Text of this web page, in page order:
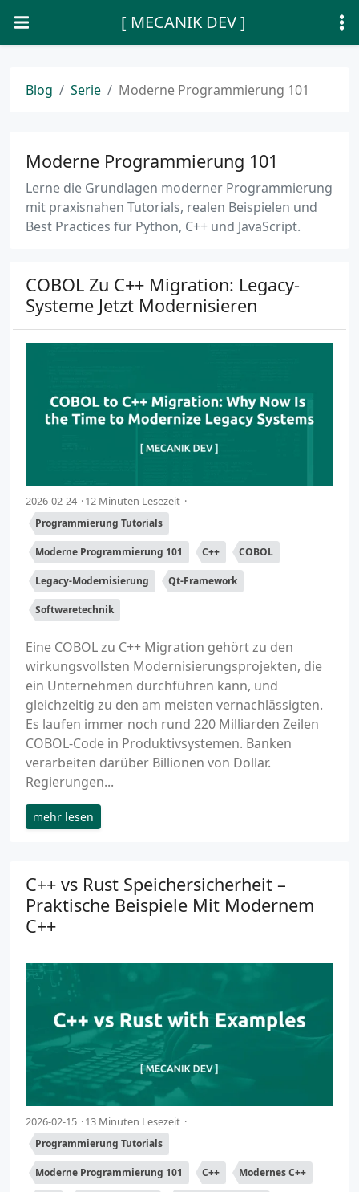
[ MECANIK DEV ]
Blog Serie Moderne Programmierung 101
Moderne Programmierung 101
Lerne die Grundlagen moderner Programmierung
mit praxisnahen Tutorials, realen Beispielen und
Best Practices für Python, C++ und JavaScript.
COBOL Zu C++ Migration: Legacy-
Systeme Jetzt Modernisieren
2026-02-24 12 Minuten Lesezeit
Programmierung Tutorials
Moderne Programmierung 101 C++ COBOL
Legacy-Modernisierung Qt-Framework
Softwaretechnik
Eine COBOL zu C++ Migration gehört zu den
wirkungsvollsten Modernisierungsprojekten, die
ein Unternehmen durchführen kann, und
gleichzeitig zu den am meisten vernachlässigten.
Es laufen immer noch rund 220 Milliarden Zeilen
COBOL-Code in Produktivsystemen. Banken
verarbeiten darüber Billionen von Dollar.
Regierungen...
mehr lesen
C++ vs Rust Speichersicherheit –
Praktische Beispiele Mit Modernem
C++
2026-02-15 13 Minuten Lesezeit
Programmierung Tutorials
Moderne Programmierung 101 C++ Modernes C++